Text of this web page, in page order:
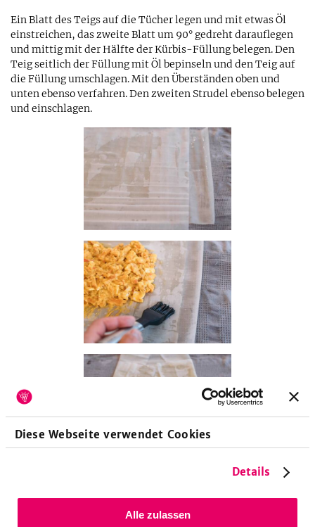
Diese Webseite verwendet Cookies
Details
Alle zulassen
Ein Blatt des Teigs auf die Tücher legen und mit etwas Öl
einstreichen, das zweite Blatt um 90° gedreht darauflegen
und mittig mit der Hälfte der Kürbis-Füllung belegen. Den
Teig seitlich der Füllung mit Öl bepinseln und den Teig auf
die Füllung umschlagen. Mit den Überständen oben und
unten ebenso verfahren. Den zweiten Strudel ebenso belegen
und einschlagen.
Ein Backblech mit Backpapier auslegen und darauf die
Strudel 20 Minuten backen.